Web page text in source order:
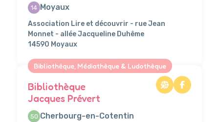
14 Moyaux
Association Lire et découvrir - rue Jean
Monnet - allée Jacqueline Duhême
14590 Moyaux
Bibliothèque, Médiathèque & Ludothèque
Bibliothèque
Jacques Prévert
50 Cherbourg-en-Cotentin